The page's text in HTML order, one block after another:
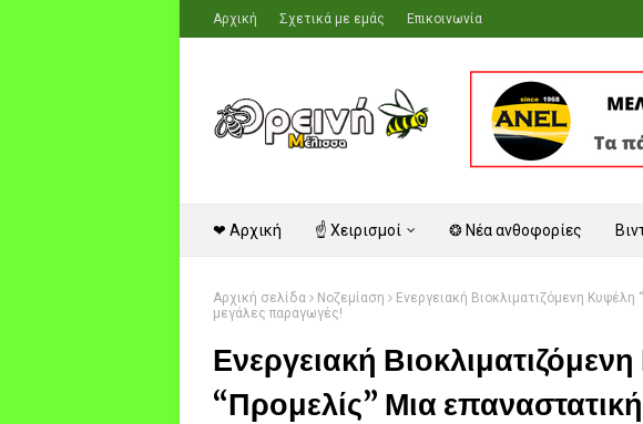
Αρχική Σχετικά με εμάς Επικοινωνία
❤ Αρχική ☝ Χειρισμοί ❂ Νέα ανθοφορίες
Αρχική σελίδα Νοζεμίαση
Ενεργειακή Βιοκλιματιζόμενη Κυψέλη
μεγάλες παραγωγές!
Ενεργειακή
“Προμελίς” Μια